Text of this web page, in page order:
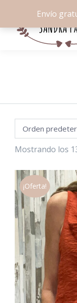
Envío
Mostrando los
¡Oferta!